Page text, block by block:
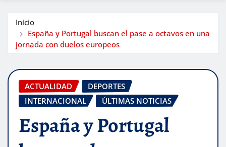
Inicio
España y Portugal buscan el pase a octavos en una
jornada con duelos europeos
ACTUALIDAD
DEPORTES
INTERNACIONAL
ÚLTIMAS NOTICIAS
España y Portugal